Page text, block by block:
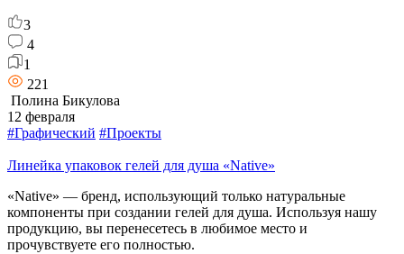
3
4
1
221
Полина Бикулова
12 февраля
#Графический #Проекты
Линейка упаковок гелей для душа «Native»
«Native» — бренд, использующий только натуральные
компоненты при создании гелей для душа. Используя нашу
продукцию, вы перенесетесь в любимое место и
прочувствуете его полностью.